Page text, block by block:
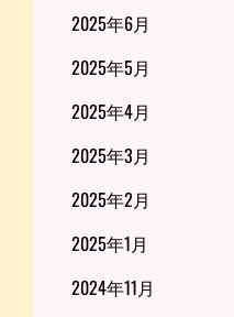
2025年6月
2025年5月
2025年4月
2025年3月
2025年2月
2025年1月
2024年11月